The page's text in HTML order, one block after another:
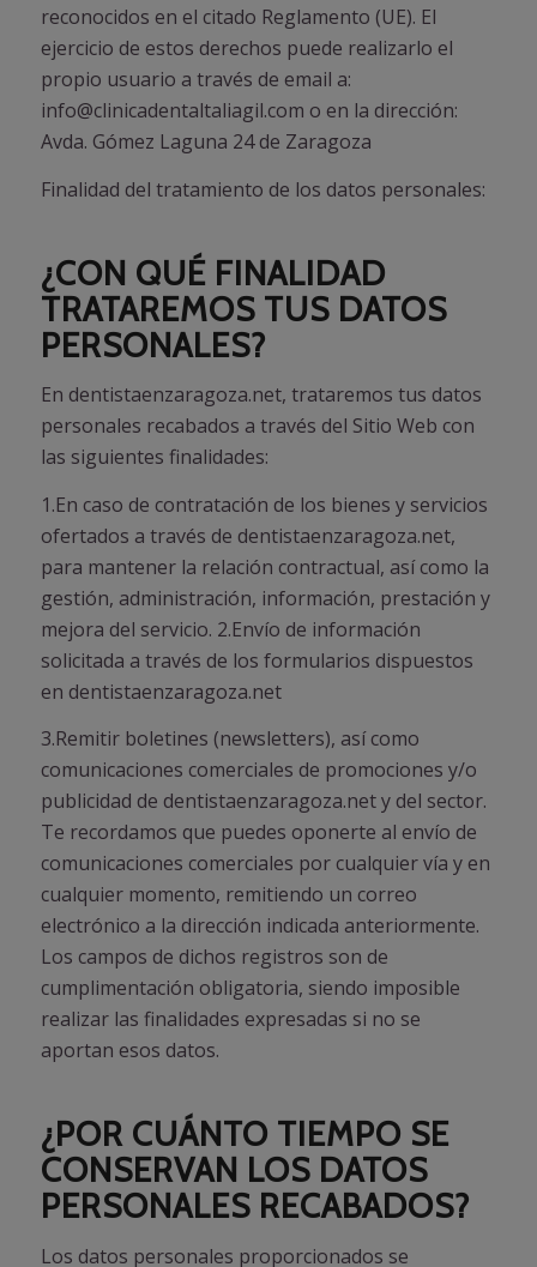
reconocidos en el citado Reglamento (UE). El
ejercicio de estos derechos puede realizarlo el
propio usuario a través de email a:
info@clinicadentaltaliagil.com o en la dirección:
Avda. Gómez Laguna 24 de Zaragoza
Finalidad del tratamiento de los datos personales:
¿CON QUÉ FINALIDAD
TRATAREMOS TUS DATOS
PERSONALES?
En dentistaenzaragoza.net, trataremos tus datos
personales recabados a través del Sitio Web con
las siguientes finalidades:
1.En caso de contratación de los bienes y servicios
ofertados a través de dentistaenzaragoza.net,
para mantener la relación contractual, así como la
gestión, administración, información, prestación y
mejora del servicio. 2.Envío de información
solicitada a través de los formularios dispuestos
en dentistaenzaragoza.net
3.Remitir boletines (newsletters), así como
comunicaciones comerciales de promociones y/o
publicidad de dentistaenzaragoza.net y del sector.
Te recordamos que puedes oponerte al envío de
comunicaciones comerciales por cualquier vía y en
cualquier momento, remitiendo un correo
electrónico a la dirección indicada anteriormente.
Los campos de dichos registros son de
cumplimentación obligatoria, siendo imposible
realizar las finalidades expresadas si no se
aportan esos datos.
¿POR CUÁNTO TIEMPO SE
CONSERVAN LOS DATOS
PERSONALES RECABADOS?
Los datos personales proporcionados se